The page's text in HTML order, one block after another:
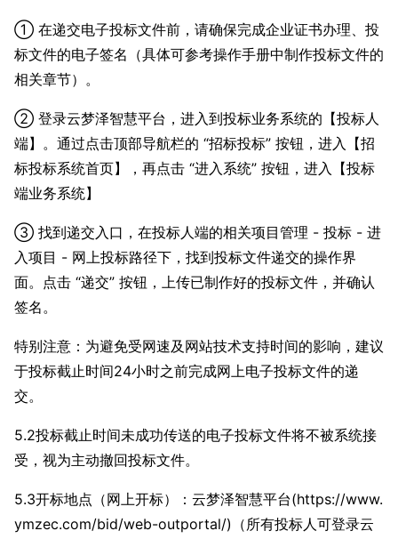
① 在递交电子投标文件前，请确保完成企业证书办理、投
标文件的电子签名（具体可参考操作手册中制作投标文件的
相关章节）。
② 登录云梦泽智慧平台，进入到投标业务系统的【投标人
端】。通过点击顶部导航栏的 “招标投标” 按钮，进入【招
标投标系统首页】，再点击 “进入系统” 按钮，进入【投标
端业务系统】
③ 找到递交入口，在投标人端的相关项目管理 - 投标 - 进
入项目 - 网上投标路径下，找到投标文件递交的操作界
面。点击 “递交” 按钮，上传已制作好的投标文件，并确认
签名。
特别注意：为避免受网速及网站技术支持时间的影响，建议
于投标截止时间24小时之前完成网上电子投标文件的递
交。
5.2投标截止时间未成功传送的电子投标文件将不被系统接
受，视为主动撤回投标文件。
5.3开标地点（网上开标）：云梦泽智慧平台(https://www.
ymzec.com/bid/web-outportal/)（所有投标人可登录云